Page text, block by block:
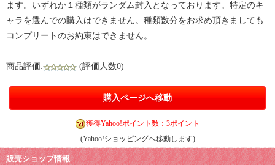
ます。いずれか１種類がランダム封入となっております。特定のキ
ャラを選んでの購入はできません。種類数分をお求め頂きましても
コンプリートのお約束はできません。
商品評価: (評価人数0)
購入ページへ移動
獲得Yahoo!ポイント数：3ポイント
(Yahoo!ショッピングへ移動します)
販売ショップ情報